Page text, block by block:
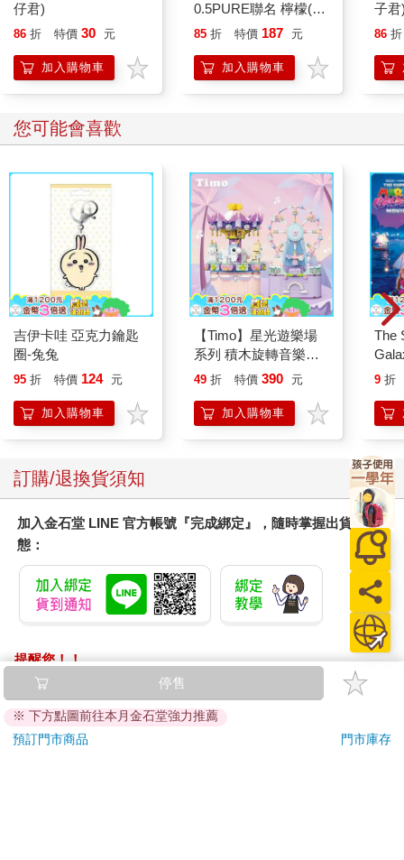
仔君)
86 折 特價 30 元
加入購物車
0.5PURE聯名 檸檬(限
量)
85 折 特價 187 元
加入購物車
子君
86 折
您可能會喜歡
吉伊卡哇 亞克力鑰匙
圈-兔兔
95 折 特價 124 元
加入購物車
【Timo】星光遊樂場
系列 積木旋轉音樂盒
禮物
49 折 特價 390 元
加入購物車
The
9 折
訂購/退換貨須知
加入金石堂 LINE 官方帳號『完成綁定』，隨時掌握出貨動
態：
提醒您！！
金石堂及銀行均不會請您操作ATM! 如接獲電話要求您前往
ATM提款機，請不要聽從指示，以免受騙上當！
退換貨須知：
停售
※ 下方點圖前往本月金石堂強力推薦
預訂門市商品
門市庫存